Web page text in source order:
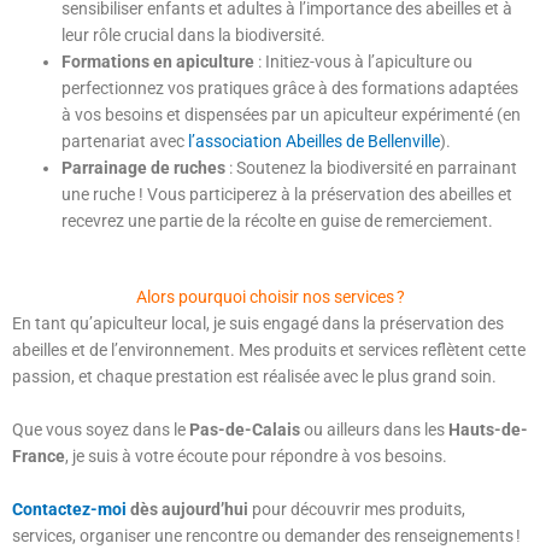
sensibiliser enfants et adultes à l’importance des abeilles et à
leur rôle crucial dans la biodiversité.
Formations en apiculture : Initiez-vous à l’apiculture ou
perfectionnez vos pratiques grâce à des formations adaptées
à vos besoins et dispensées par un apiculteur expérimenté (en
partenariat avec l’association Abeilles de Bellenville).
Parrainage de ruches : Soutenez la biodiversité en parrainant
une ruche ! Vous participerez à la préservation des abeilles et
recevrez une partie de la récolte en guise de remerciement.
Alors pourquoi choisir nos services ?
En tant qu’apiculteur local, je suis engagé dans la préservation des
abeilles et de l’environnement. Mes produits et services reflètent cette
passion, et chaque prestation est réalisée avec le plus grand soin.
Que vous soyez dans le Pas-de-Calaisou ailleurs dans les Hauts-de-
France, je suis à votre écoute pour répondre à vos besoins.
Contactez-moi dès aujourd’hui pour découvrir mes produits,
services, organiser une rencontre ou demander des renseignements !